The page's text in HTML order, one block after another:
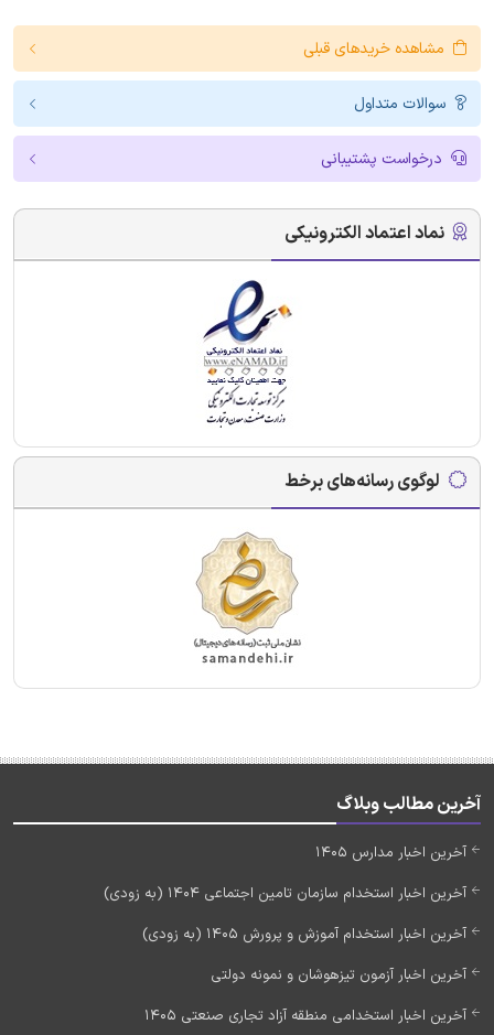
مشاهده خریدهای قبلی
سوالات متداول
درخواست پشتیبانی
نماد اعتماد الکترونیکی
لوگوی رسانه‌های برخط
آخرین مطالب وبلاگ
آخرین اخبار مدارس 1405
آخرین اخبار استخدام سازمان تامین اجتماعی 1404 (به زودی)
آخرین اخبار استخدام آموزش و پرورش 1405 (به زودی)
آخرین اخبار آزمون تیزهوشان و نمونه دولتی
آخرین اخبار استخدامی منطقه آزاد تجاری صنعتی 1405